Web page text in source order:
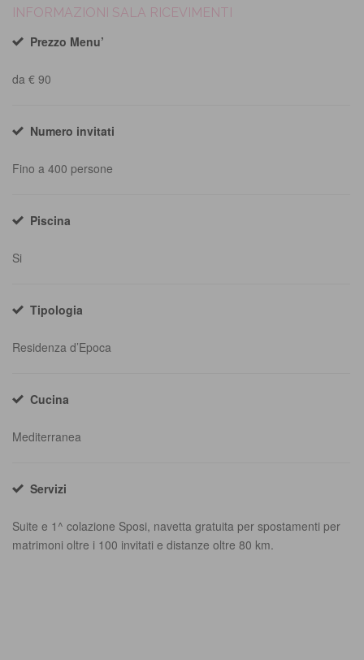
INFORMAZIONI SALA RICEVIMENTI
Prezzo Menu’
da € 90
Numero invitati
Fino a 400 persone
Piscina
Si
Tipologia
Residenza d’Epoca
Cucina
Mediterranea
Servizi
Suite e 1^ colazione Sposi, navetta gratuita per spostamenti per
matrimoni oltre i 100 invitati e distanze oltre 80 km.